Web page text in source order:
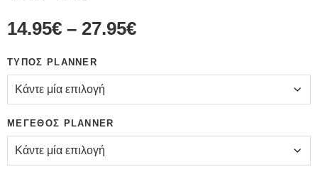
14.95€ – 27.95€
ΤΎΠΟΣ PLANNER
ΜΈΓΕΘΟΣ PLANNER